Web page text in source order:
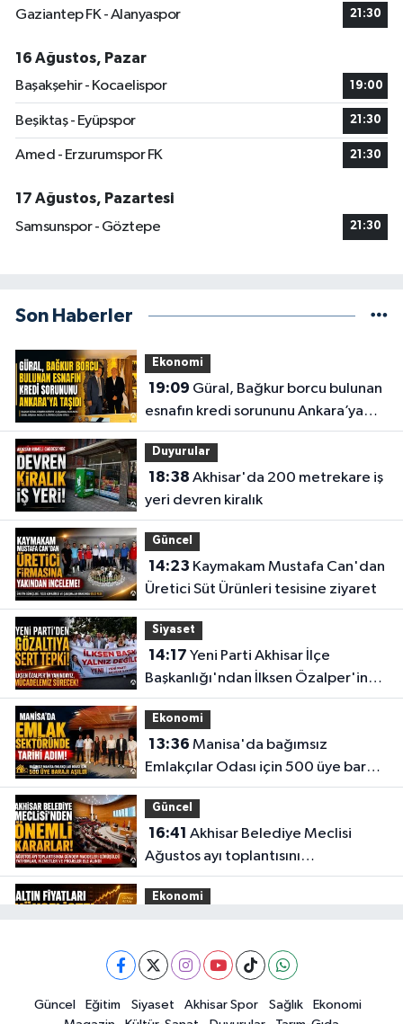
Gaziantep FK - Alanyaspor 21:30
16 Ağustos, Pazar
Başakşehir - Kocaelispor
19:00
Beşiktaş - Eyüpspor 21:30
Amed - Erzurumspor FK 21:30
17 Ağustos, Pazartesi
Samsunspor - Göztepe
21:30
Son Haberler
Ekonomi
19:09
esnafın kredi sorununu Ankara’ya
taşıdı
Duyurular
18:38
yeri devren kiralık
Güncel
14:23
Üretici Süt Ürünleri tesisine ziyaret
Siyaset
14:17
Başkanlığı'ndan İlksen Özalper'in
gözaltına alınmasına tepki
Ekonomi
13:36
Emlakçılar Odası için 500 üye barajı
aşıldı
Güncel
16:41
Ağustos ayı toplantısını
gerçekleştirdi
Ekonomi
15:02Akhisar'da sıcak hava etkisini
Güncel Eğitim Siyaset Akhisar Spor Sağlık
Ekonomi